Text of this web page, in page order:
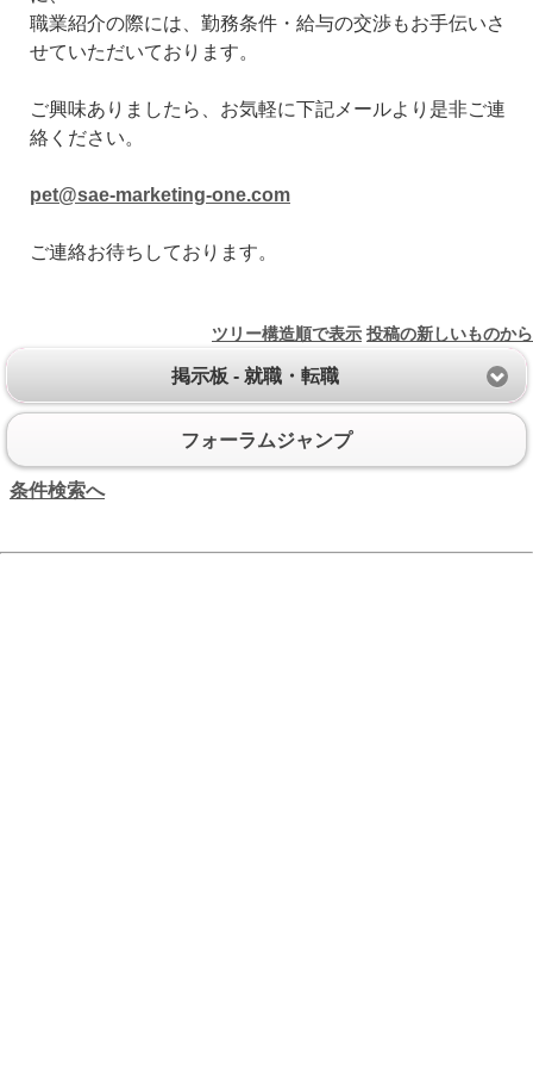
職業紹介の際には、勤務条件・給与の交渉もお手伝いさ
せていただいております。
ご興味ありましたら、お気軽に下記メールより是非ご連
絡ください。
pet@sae-marketing-one.com
ご連絡お待ちしております。
ツリー構造順で表示 投稿の新しいものから
掲示板 - 就職・転職
フォーラムジャンプ
条件検索へ